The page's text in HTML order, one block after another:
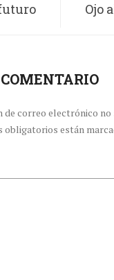
Ojo
de correo electrónico no
obligatorios están